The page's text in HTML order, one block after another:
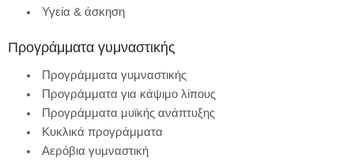
Υγεία & άσκηση
Προγράμματα γυμναστικής
Προγράμματα γυμναστικής
Προγράμματα για κάψιμο λίπους
Προγράμματα μυϊκής ανάπτυξης
Κυκλικά προγράμματα
Αερόβια γυμναστική